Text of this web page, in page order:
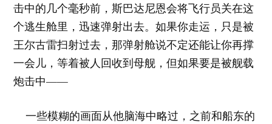
击中的几个毫秒前，斯巴达尼恩会将飞行员关在这
个逃生舱里，迅速弹射出去。如果你走运，只是被
王尔古雷扫射过去，那弹射舱说不定还能让你再撑
一会儿，等着被人回收到母舰，但如果要是被舰载
炮击中——
一些模糊的画面从他脑海中略过，之前和船东的